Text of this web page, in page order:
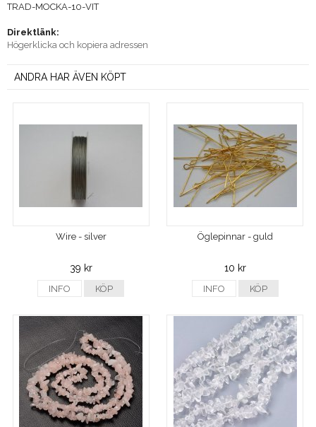
TRAD-MOCKA-10-VIT
Direktlänk:
Högerklicka och kopiera adressen
ANDRA HAR ÄVEN KÖPT
Wire - silver
39 kr
INFO KÖP
Öglepinnar - guld
10 kr
INFO KÖP